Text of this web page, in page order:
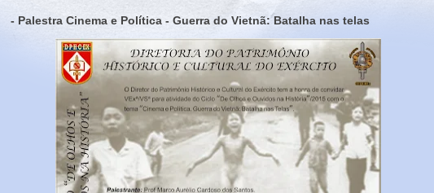
- Palestra Cinema e Política - Guerra do Vietnã: Batalha nas telas